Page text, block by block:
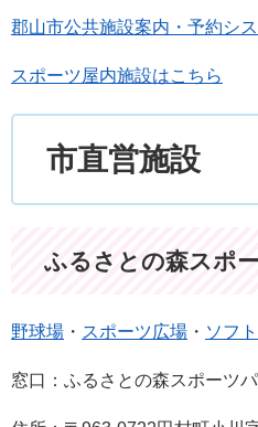
郡山市公共施設案内・予約シ
スポーツ屋内施設はこちら
市直営施設
ふるさとの森スポ
野球場 ・ スポーツ広場 ・ ソフ
窓口：ふるさとの森スポーツ